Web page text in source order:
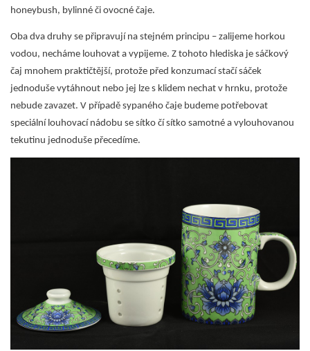
honeybush, bylinné či ovocné čaje.
Oba dva druhy se připravují na stejném principu – zalijeme horkou
vodou, necháme louhovat a vypijeme. Z tohoto hlediska je sáčkový
čaj mnohem praktičtější, protože před konzumací stačí sáček
jednoduše vytáhnout nebo jej lze s klidem nechat v hrnku, protože
nebude zavazet. V případě sypaného čaje budeme potřebovat
speciální louhovací nádobu se sítko čí sítko samotné a vylouhovanou
tekutinu jednoduše přecedíme.